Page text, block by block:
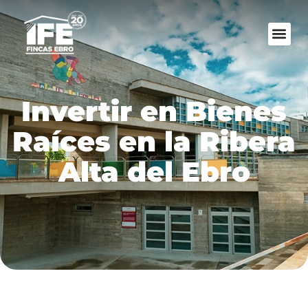
Invertir en Bienes
Raíces en la Ribera
Alta del Ebro